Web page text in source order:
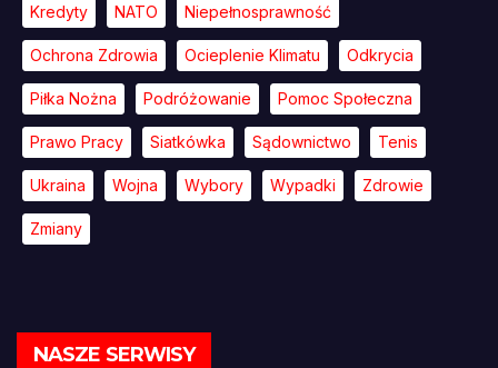
Kredyty NATO Niepełnosprawność
Ochrona Zdrowia Ocieplenie Klimatu Odkrycia
Piłka Nożna Podróżowanie Pomoc Społeczna
Prawo Pracy Siatkówka Sądownictwo Tenis
Ukraina Wojna Wybory Wypadki Zdrowie
Zmiany
NASZE SERWISY